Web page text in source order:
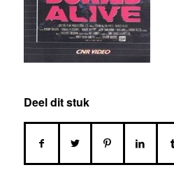
Deel dit stuk